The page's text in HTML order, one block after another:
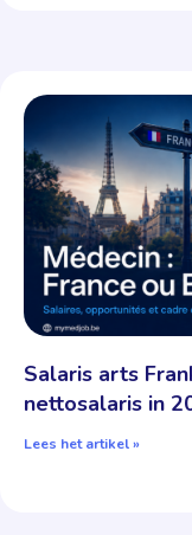
Salaris arts
nettosalaris in
Lees het artikel »